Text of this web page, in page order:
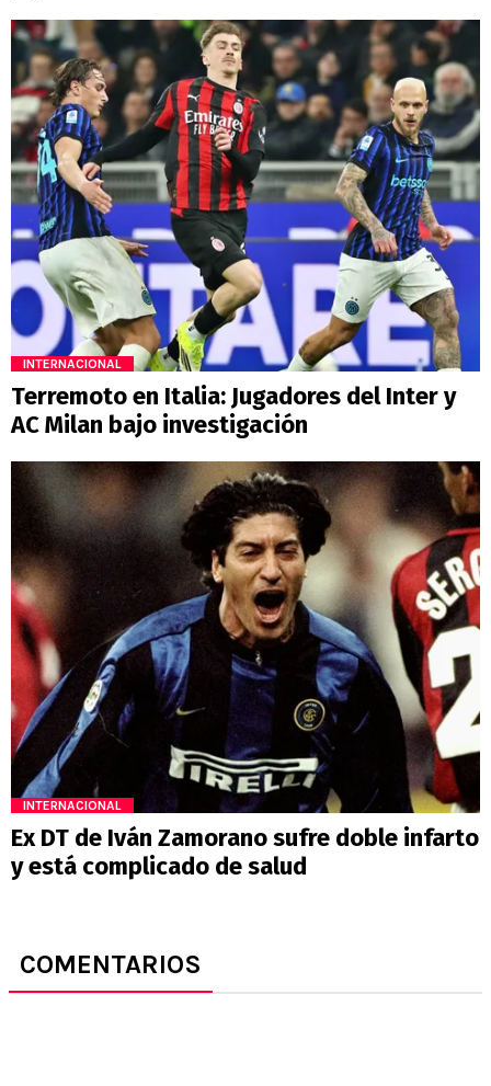
INTERNACIONAL
Terremoto en Italia: Jugadores del Inter y
AC Milan bajo investigación
INTERNACIONAL
Ex DT de Iván Zamorano sufre doble infarto
y está complicado de salud
COMENTARIOS